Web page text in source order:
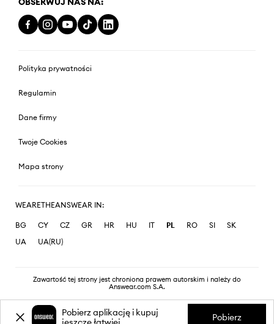
Polityka prywatności
Regulamin
Dane firmy
Twoje Cookies
Mapa strony
WEARETHEANSWEAR IN:
BG CY CZ GR HR HU IT PL RO SI
SK
UA
UA(RU)
Zawartość tej strony jest chroniona prawem autorskim i należy do
Answear.com S.A.
Pobierz aplikację i kupuj
Pobierz